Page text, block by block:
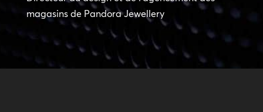
magasins de Pandora Jewellery